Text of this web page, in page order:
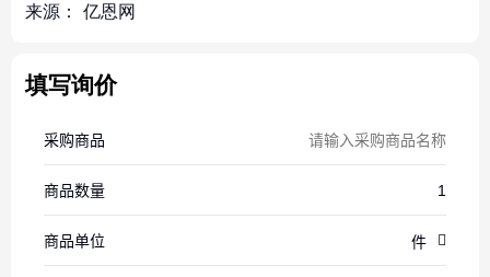
来源： 亿恩网
填写询价